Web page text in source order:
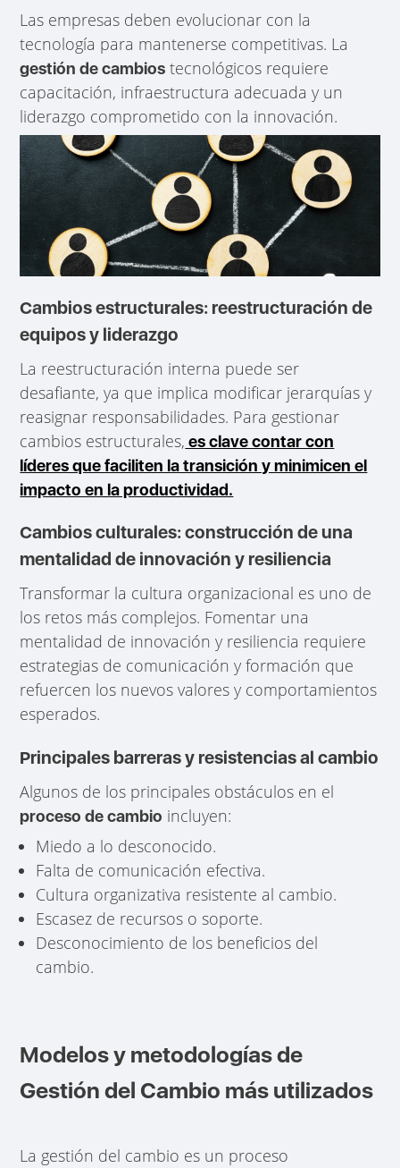
Las empresas deben evolucionar con la
tecnología para mantenerse competitivas. La
gestión de cambios tecnológicos requiere
capacitación, infraestructura adecuada y un
liderazgo comprometido con la innovación.
Cambios estructurales: reestructuración de
equipos y liderazgo
La reestructuración interna puede ser
desafiante, ya que implica modificar jerarquías y
reasignar responsabilidades. Para gestionar
cambios estructurales, es clave contar con
líderes que faciliten la transición y minimicen el
impacto en la productividad.
Cambios culturales: construcción de una
mentalidad de innovación y resiliencia
Transformar la cultura organizacional es uno de
los retos más complejos. Fomentar una
mentalidad de innovación y resiliencia requiere
estrategias de comunicación y formación que
refuercen los nuevos valores y comportamientos
esperados.
Principales barreras y resistencias al cambio
Algunos de los principales obstáculos en el
proceso de cambio incluyen:
Miedo a lo desconocido.
Falta de comunicación efectiva.
Cultura organizativa resistente al cambio.
Escasez de recursos o soporte.
Desconocimiento de los beneficios del
cambio.
Modelos y metodologías de
Gestión del Cambio más utilizados
La gestión del cambio es un proceso